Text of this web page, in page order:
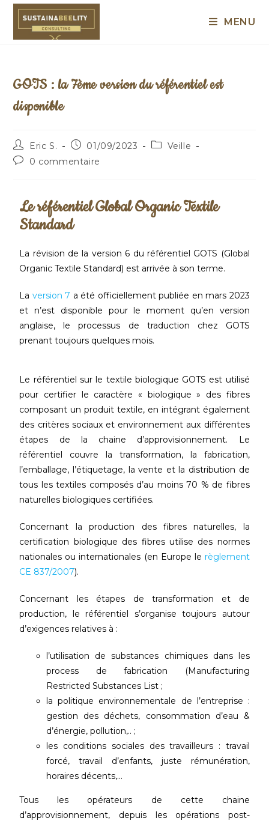
MENU
GOTS : la 7ème version du référentiel est
disponible
Eric S. 01/09/2023
Veille
0 commentaire
Le référentiel Global Organic Textile
Standard
La révision de la version 6 du référentiel GOTS (Global
Organic Textile Standard) est arrivée à son terme.
La version 7 a été officiellement publiée en mars 2023
et n’est disponible pour le moment qu’en version
anglaise, le processus de traduction chez GOTS
prenant toujours quelques mois.
Le référentiel sur le textile biologique GOTS est utilisé
pour certifier le caractère « biologique » des fibres
composant un produit textile, en intégrant également
des critères sociaux et environnement aux différentes
étapes de la chaine d’approvisionnement. Le
référentiel couvre la transformation, la fabrication,
l’emballage, l’étiquetage, la vente et la distribution de
tous les textiles composés d’au moins 70 % de fibres
naturelles biologiques certifiées.
Concernant la production des fibres naturelles, la
certification biologique des fibres utilise des normes
nationales ou internationales (en Europe le règlement
CE 837/2007).
Concernant les étapes de transformation et de
production, le référentiel s’organise toujours autour
d’exigences relatives à :
l’utilisation de substances chimiques dans les
process de fabrication (Manufacturing
Restricted Substances List ;
la politique environnementale de l’entreprise :
gestion des déchets, consommation d’eau &
d’énergie, pollution,.. ;
les conditions sociales des travailleurs : travail
forcé, travail d’enfants, juste rémunération,
horaires décents,…
Tous les opérateurs de cette chaine
d’approvisionnement, depuis les opérations post-